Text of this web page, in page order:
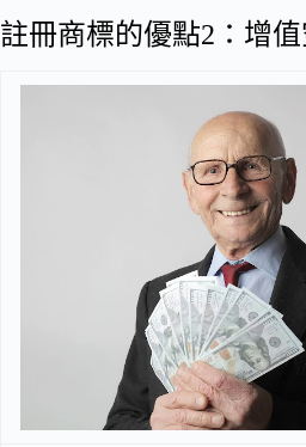
註冊商標的優點2：增值